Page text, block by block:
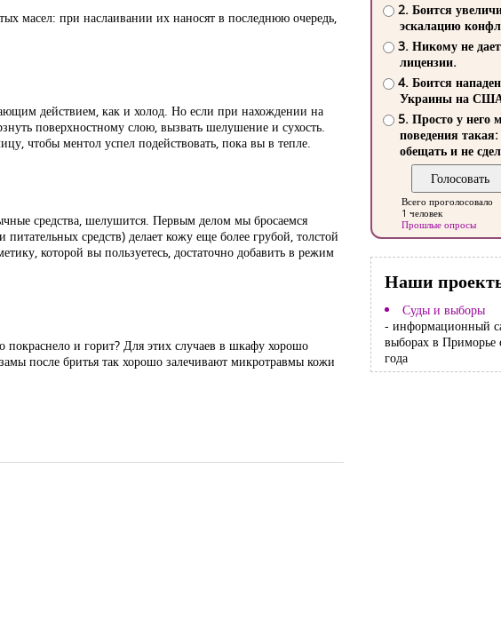
масел: при наслаивании их наносят в последнюю очередь,
действием, как и холод. Но если при нахождении на
поверхностному слою, вызвать шелушение и сухость.
чтобы ментол успел подействовать, пока вы в тепле.
средства, шелушится. Первым делом мы бросаемся
средств) делает кожу еще более грубой, толстой
которой вы пользуетесь, достаточно добавить в режим
покраснело и горит? Для этих случаев в шкафу хорошо
после бритья так хорошо залечивают микротравмы кожи
2. Боится
эскалацию
3. Никому не
лицензии.
4. Боится
Украины на
5. Просто у него
поведения такая:
обещать и не
Всего проголосовало
1 человек
Прошлые опросы
Наши
Суды и выборы
- информационный
выборах в Приморье
года